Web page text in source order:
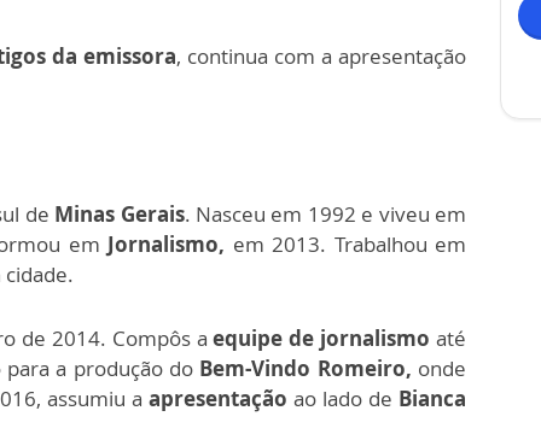
da emissora, continua com a apresentação
de Minas Gerais. Nasceu em 1992 e viveu em
em Jornalismo, em 2013. Trabalhou em
de 2014. Compôs a equipe de jornalismo até
a produção do Bem-Vindo Romeiro, onde
assumiu a apresentação ao lado de Bianca